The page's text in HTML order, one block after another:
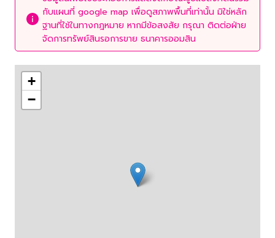
กับแผนที่ google map เพื่อดูสภาพพื้นที่เท่านั้น มิใช่หลัก
ฐานที่ใช้ในทางกฎหมาย หากมีข้อสงสัย กรุณา ติดต่อฝ่าย
จัดการทรัพย์สินรอการขาย ธนาคารออมสิน
+
−